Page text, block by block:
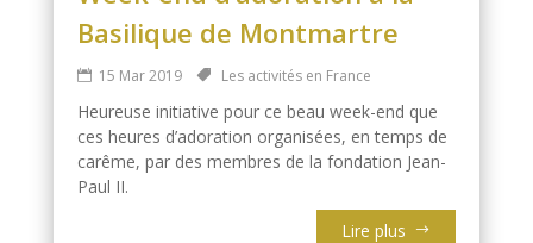
Basilique de Montmartre
15 Mar 2019 Les activités en France
Heureuse initiative pour ce beau week-end que
ces heures d’adoration organisées, en temps de
carême, par des membres de la fondation Jean-
Paul II.
Lire plus